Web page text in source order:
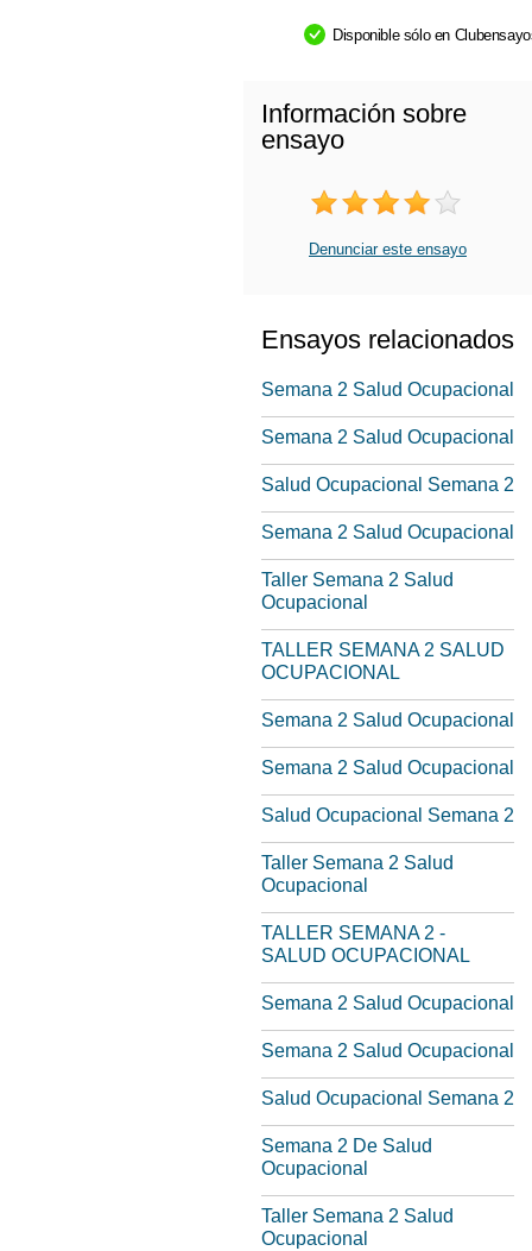
Disponible sólo en
Información sobre
ensayo
Denunciar este ensayo
Ensayos relacionados
Semana 2 Salud Ocupacional
Semana 2 Salud Ocupacional
Salud Ocupacional Semana 2
Semana 2 Salud Ocupacional
Taller Semana 2 Salud
Ocupacional
TALLER SEMANA 2 SALUD
OCUPACIONAL
Semana 2 Salud Ocupacional
Semana 2 Salud Ocupacional
Salud Ocupacional Semana 2
Taller Semana 2 Salud
Ocupacional
TALLER SEMANA 2 -
SALUD OCUPACIONAL
Semana 2 Salud Ocupacional
Semana 2 Salud Ocupacional
Salud Ocupacional Semana 2
Semana 2 De Salud
Ocupacional
Taller Semana 2 Salud
Ocupacional